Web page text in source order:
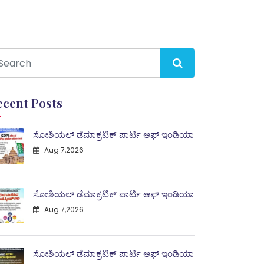
Posts
ಸೋಶಿಯಲ್ ಡೆಮಾಕ್ರಟಿಕ್ ಪಾರ್ಟಿ ಆಫ್ ಇಂಡಿಯಾ
Aug 7,2026
ಸೋಶಿಯಲ್ ಡೆಮಾಕ್ರಟಿಕ್ ಪಾರ್ಟಿ ಆಫ್ ಇಂಡಿಯಾ
Aug 7,2026
ಸೋಶಿಯಲ್ ಡೆಮಾಕ್ರಟಿಕ್ ಪಾರ್ಟಿ ಆಫ್ ಇಂಡಿಯಾ